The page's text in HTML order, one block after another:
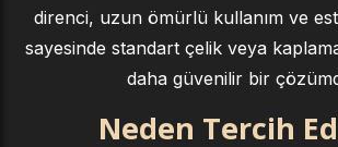
direnci, uzun ömürlü kullanım ve
sayesinde standart çelik veya
daha güvenilir bir
Neden Tercih